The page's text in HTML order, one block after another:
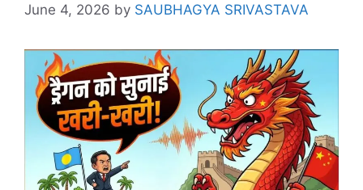
June 4, 2026 by SAUBHAGYA SRIVASTAVA